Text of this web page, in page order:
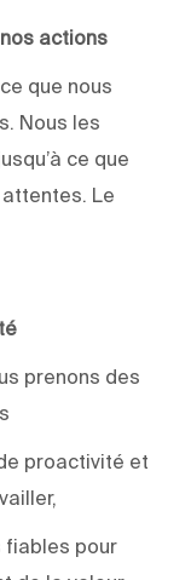
actions
que nous
Nous les
ce que
Le
prenons des
proactivité et
fiables pour